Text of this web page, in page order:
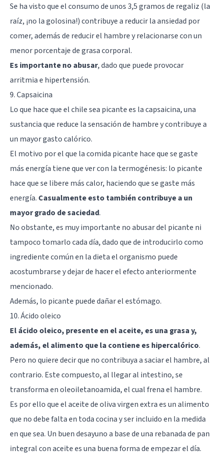
Se ha visto que el consumo de unos 3,5 gramos de regaliz (la
raíz, ¡no la golosina!) contribuye a reducir la ansiedad por
comer, además de reducir el hambre y relacionarse con un
menor porcentaje de grasa corporal.
Es importante no abusar, dado que puede provocar
arritmia e hipertensión.
9. Capsaicina
Lo que hace que el chile sea picante es la capsaicina, una
sustancia que reduce la sensación de hambre y contribuye a
un mayor gasto calórico.
El motivo por el que la comida picante hace que se gaste
más energía tiene que ver con la termogénesis: lo picante
hace que se libere más calor, haciendo que se gaste más
energía. Casualmente esto también contribuye a un
mayor grado de saciedad.
No obstante, es muy importante no abusar del picante ni
tampoco tomarlo cada día, dado que de introducirlo como
ingrediente común en la dieta el organismo puede
acostumbrarse y dejar de hacer el efecto anteriormente
mencionado.
Además, lo picante puede dañar el estómago.
10. Ácido oleico
El ácido oleico, presente en el aceite, es una grasa y,
además, el alimento que la contiene es hipercalórico.
Pero no quiere decir que no contribuya a saciar el hambre, al
contrario. Este compuesto, al llegar al intestino, se
transforma en oleoiletanoamida, el cual frena el hambre.
Es por ello que el aceite de oliva virgen extra es un alimento
que no debe falta en toda cocina y ser incluido en la medida
en que sea. Un buen desayuno a base de una rebanada de pan
integral con aceite es una buena forma de empezar el día.